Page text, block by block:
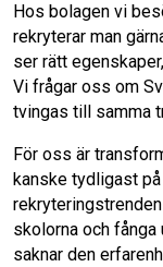
Hos bolagen vi
rekryterar man
ser rätt
Vi frågar oss om
tvingas till samma
För oss är
kanske tydligast
skolorna och
saknar den